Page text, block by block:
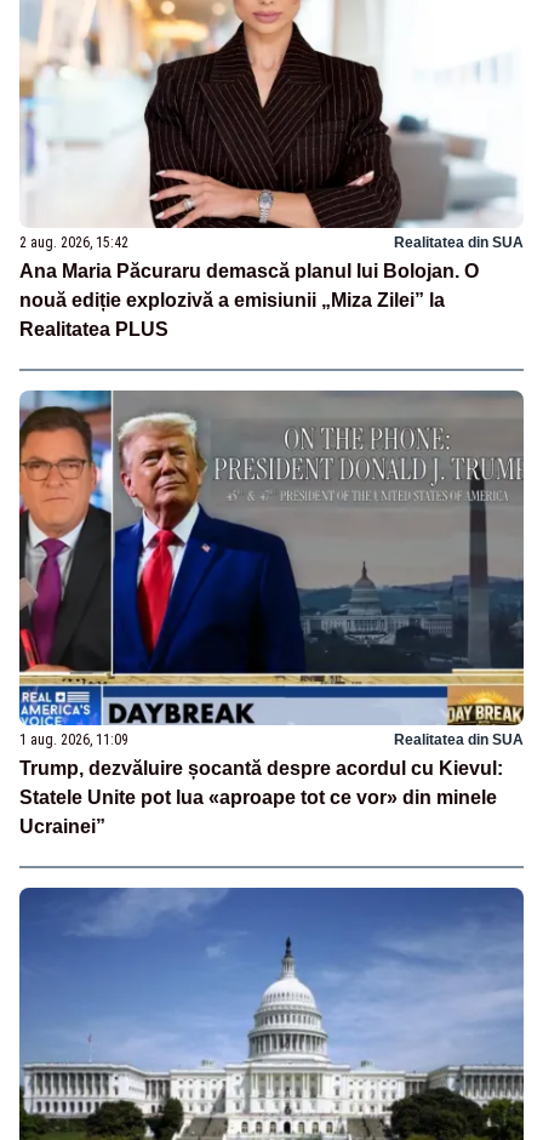
2 aug. 2026, 15:42 Realitatea din SUA
Ana Maria Păcuraru demască planul lui Bolojan. O
nouă ediție explozivă a emisiunii „Miza Zilei” la
Realitatea PLUS
1 aug. 2026, 11:09 Realitatea din SUA
Trump, dezvăluire șocantă despre acordul cu Kievul:
Statele Unite pot lua «aproape tot ce vor» din minele
Ucrainei”